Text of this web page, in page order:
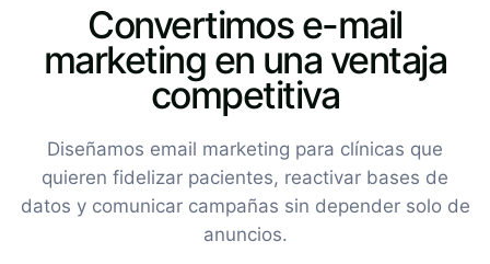
Convertimos e-mail
marketing en una ventaja
competitiva
Diseñamos email marketing para clínicas que
quieren fidelizar pacientes, reactivar bases de
datos y comunicar campañas sin depender solo de
anuncios.